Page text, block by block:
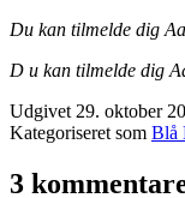
Du kan tilmelde dig
D u kan tilmelde dig
Udgivet 29. oktober
Kategoriseret som Blå
3